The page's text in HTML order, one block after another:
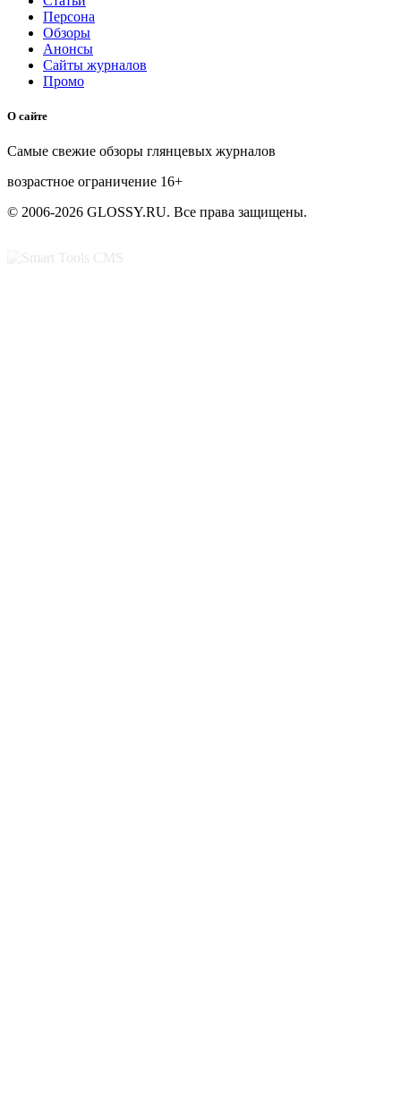
Персона
Обзоры
Анонсы
Сайты журналов
Промо
О сайте
Самые свежие обзоры глянцевых журналов
возрастное ограничение 16+
© 2006-2026 GLOSSY.RU. Все права защищены.